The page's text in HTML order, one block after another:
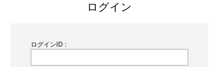
ログイン
ログインID：